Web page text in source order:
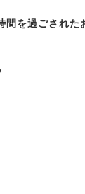
間を過ごされた